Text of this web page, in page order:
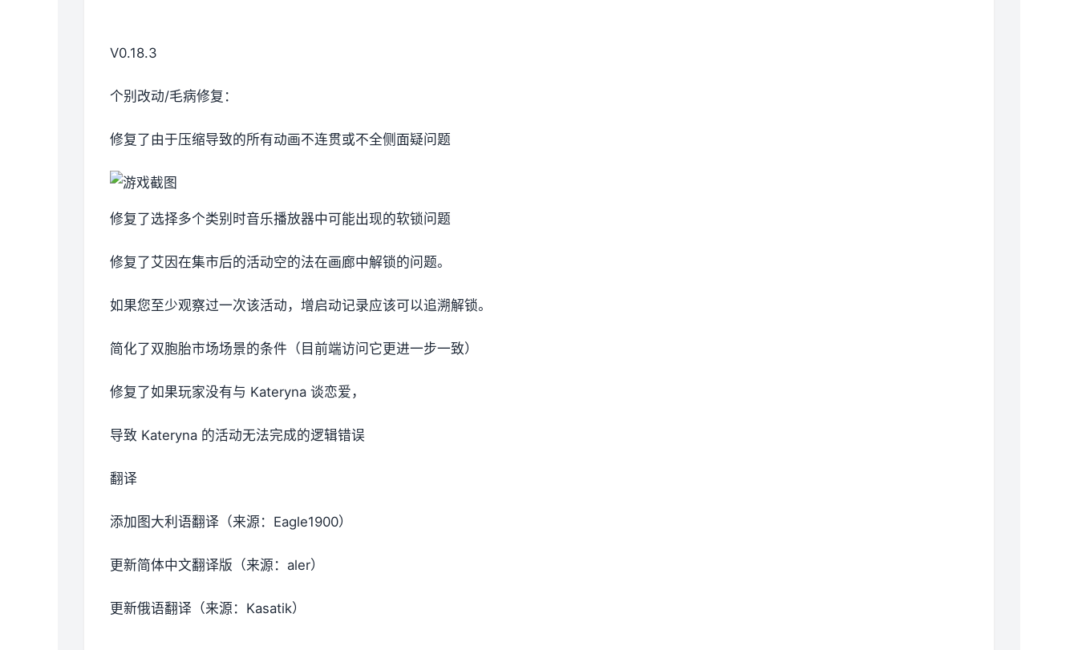
V0.18.3
个别改动/毛病修复：
修复了由于压缩导致的所有动画不连贯或不全侧面疑问题
修复了选择多个类别时音乐播放器中可能出现的软锁问题
修复了艾因在集市后的活动空的法在画廊中解锁的问题。
如果您至少观察过一次该活动，增启动记录应该可以追溯解锁。
简化了双胞胎市场场景的条件（目前端访问它更进一步一致）
修复了如果玩家没有与 Kateryna 谈恋爱，
导致 Kateryna 的活动无法完成的逻辑错误
翻译
添加图大利语翻译（来源：Eagle1900）
更新简体中文翻译版（来源：aler）
更新俄语翻译（来源：Kasatik）